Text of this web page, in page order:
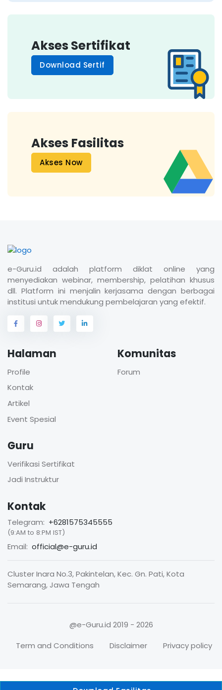
Akses Sertifikat
Download Sertif
Akses Fasilitas
Akses Now
e-Guru.id adalah platform diklat online yang
menyediakan webinar, membership, pelatihan khusus
dll. Platform ini menjalin kerjasama dengan berbagai
institusi untuk mendukung pembelajaran yang efektif.
Halaman
Profile
Kontak
Artikel
Event Spesial
Komunitas
Forum
Guru
Verifikasi Sertifikat
Jadi Instruktur
Kontak
Telegram: +6281575345555
(9:AM to 8:PM IST)
Email: official@e-guru.id
Cluster Inara No.3, Pakintelan, Kec. Gn. Pati, Kota
Semarang, Jawa Tengah
@e-Guru.id 2019 - 2026
Term and Conditions
Disclaimer Privacy policy